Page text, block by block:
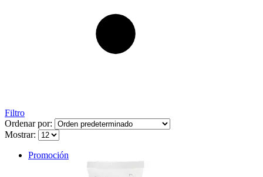
Filtro
Ordenar por:
Mostrar:
Promoción